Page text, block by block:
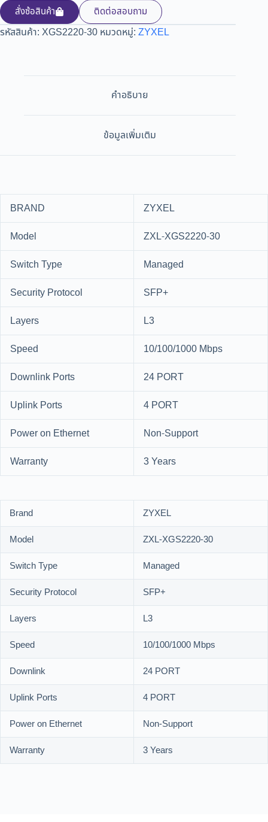
สั่งซ้อสินค้า
ติดต่อสอบถาม
รหัสสินค้า: XGS2220-30 หมวดหมู่: ZYXEL
คำอธิบาย
ข้อมูลเพิ่มเติม
BRAND
ZYXEL
Model
ZXL-XGS2220-30
Switch Type
Managed
Security Protocol
SFP+
Layers
L3
Speed
10/100/1000 Mbps
Downlink Ports
24 PORT
Uplink Ports
4 PORT
Power on Ethernet
Non-Support
Warranty
3 Years
Brand
ZYXEL
Model
ZXL-XGS2220-30
Switch Type
Managed
Security Protocol
SFP+
Layers
L3
Speed
10/100/1000 Mbps
Downlink
24 PORT
Uplink Ports
4 PORT
Power on Ethernet
Non-Support
Warranty
3 Years